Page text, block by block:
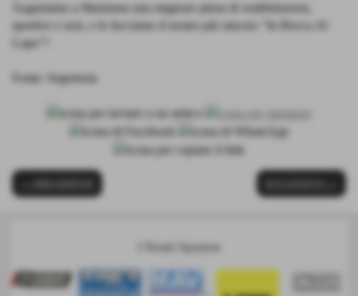
Auguriamo a Marianna una stagione piena di soddisfazioni,
sportive e non, e le facciamo il nostro più sincero "In Bocca Al
Lupo"!
Fonte: Segreteria
I Nostri Sponsor